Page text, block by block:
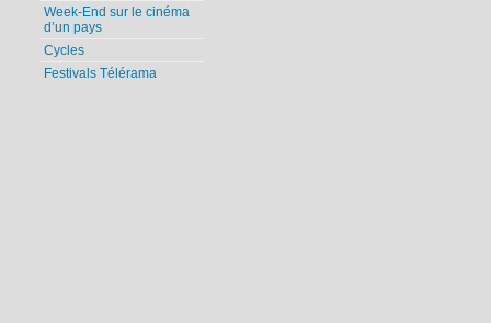
Week-End sur le cinéma
d’un pays
Cycles
Festivals Télérama